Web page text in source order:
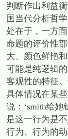
判断作出利益
国当代分析哲
处在于，一方
命题的评价性
大、颜色鲜艳
可能是纯逻辑
客观性的特征
具体情况在某
说：‘smith给
是这一行为是
行为、行为的